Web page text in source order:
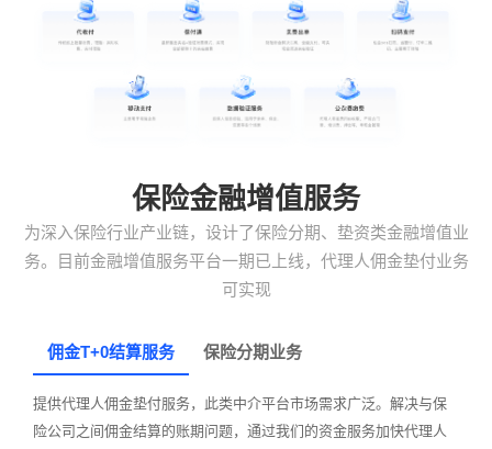
保险金融增值服务
为深入保险行业产业链，设计了保险分期、垫资类金融增值业
务。目前金融增值服务平台一期已上线，代理人佣金垫付业务
可实现
佣金T+0结算服务 保险分期业务
提供代理人佣金垫付服务，此类中介平台市场需求广泛。解决与保
险公司之间佣金结算的账期问题，通过我们的资金服务加快代理人